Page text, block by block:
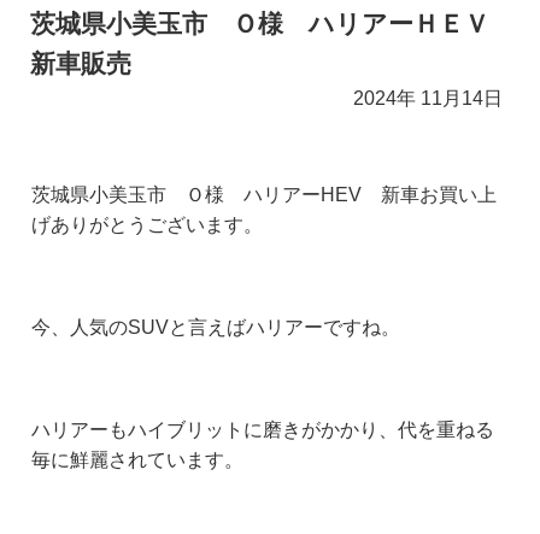
茨城県小美玉市 Ｏ様 ハリアーＨＥＶ
新車販売
2024年 11月14日
茨城県小美玉市 Ｏ様 ハリアーHEV 新車お買い上
げありがとうございます。
今、人気のSUVと言えばハリアーですね。
ハリアーもハイブリットに磨きがかかり、代を重ねる
毎に鮮麗されています。